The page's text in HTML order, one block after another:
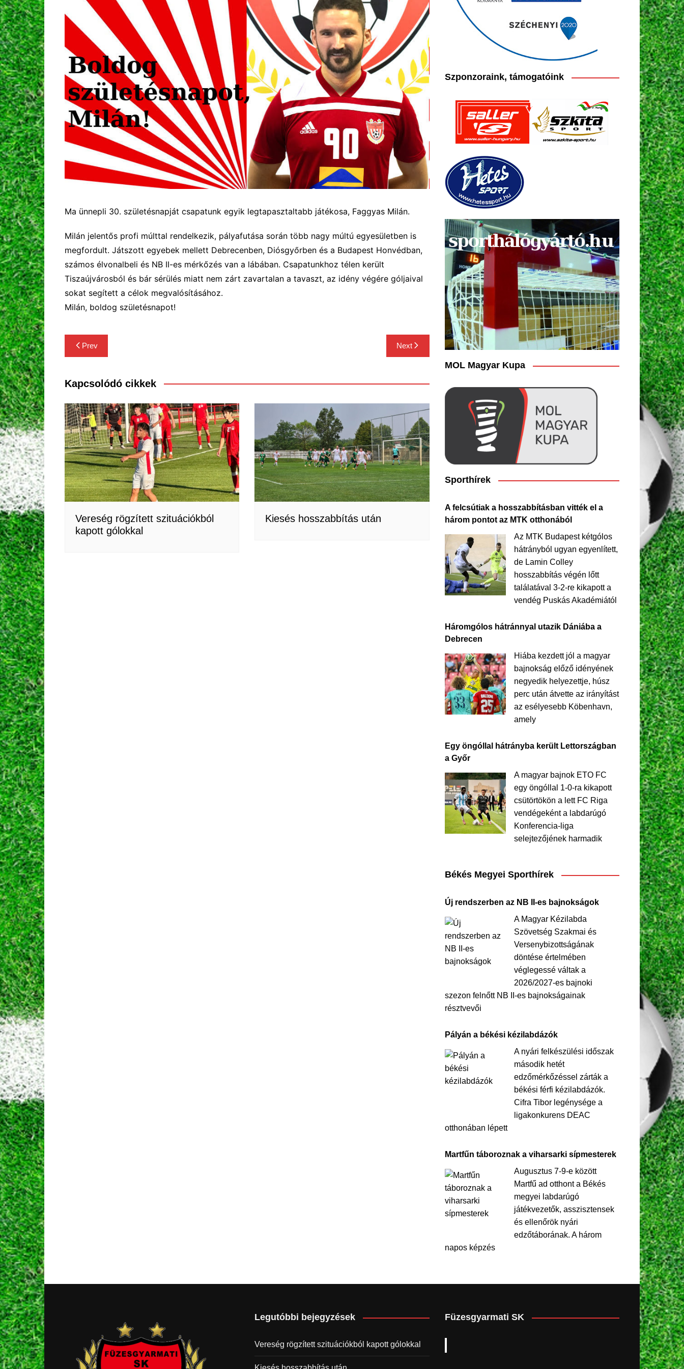
2025
2026
Ma ünnepli 30. születésnapját csapatunk egyik legtapasztaltabb játékosa, Faggyas Milán.
Milán jelentős profi múlttal rendelkezik, pályafutása során több nagy múltú egyesületben is
megfordult. Játszott egyebek mellett Debrecenben, Diósgyőrben és a Budapest Honvédban,
számos élvonalbeli és NB II-es mérkőzés van a lábában. Csapatunkhoz télen került
Tiszaújvárosból és bár sérülés miatt nem zárt zavartalan a tavaszt, az idény végére góljaival
sokat segített a célok megvalósításához.
Milán, boldog születésnapot!
Bejegyzés
navigáció
Prev Next
Kapcsolódó cikkek
Vereség rögzített szituációkból
kapott gólokkal
Kiesés hosszabbítás után
Szponzoraink, támogatóink
MOL Magyar Kupa
Sporthírek
A felcsútiak a hosszabbításban vitték el a
három pontot az MTK otthonából
Az MTK Budapest kétgólos
hátrányból ugyan egyenlített,
de Lamin Colley
hosszabbítás végén lőtt
találatával 3-2-re kikapott a
vendég Puskás Akadémiától
Háromgólos hátránnyal utazik Dániába a
Debrecen
Hiába kezdett jól a magyar
bajnokság előző idényének
negyedik helyezettje, húsz
perc után átvette az irányítást
az esélyesebb Köbenhavn,
amely
Egy öngóllal hátrányba került Lettországban
a Győr
A magyar bajnok ETO FC
egy öngóllal 1-0-ra kikapott
csütörtökön a lett FC Riga
vendégeként a labdarúgó
Konferencia-liga
selejtezőjének harmadik
Békés Megyei Sporthírek
Új rendszerben az NB II-es bajnokságok
A Magyar Kézilabda
Szövetség Szakmai és
Versenybizottságának
döntése értelmében
véglegessé váltak a
2026/2027-es bajnoki
szezon felnőtt NB II-es bajnokságainak
résztvevői
Pályán a békési kézilabdázók
A nyári felkészülési időszak
második hetét
edzőmérkőzéssel zárták a
békési férfi kézilabdázók.
Cifra Tibor legénysége a
ligakonkurens DEAC
otthonában lépett
Martfűn táboroznak a viharsarki sípmesterek
Augusztus 7-9-e között
Martfű ad otthont a Békés
megyei labdarúgó
játékvezetők, asszisztensek
és ellenőrök nyári
edzőtáborának. A három
napos képzés
Legutóbbi bejegyzések
Vereség rögzített szituációkból kapott gólokkal
Füzesgyarmati SK